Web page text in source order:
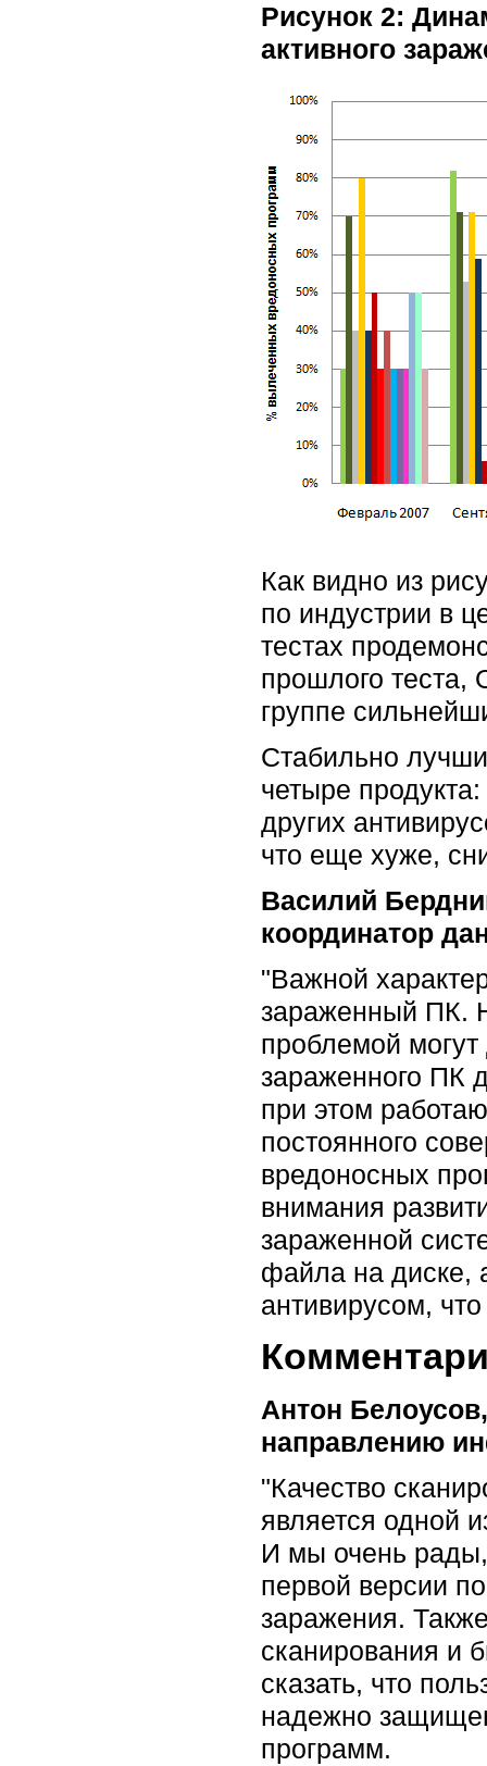
Рисунок 2:
активного
Как видно из
по индустрии в
тестах
прошлого теста,
группе
Стабильно
четыре
других
что еще хуже,
Василий
координатор
"Важной
зараженный ПК.
проблемой могут
зараженного ПК
при этом
постоянного
вредоносных
внимания
зараженной
файла на диске,
антивирусом,
Антон
направлению
"Качество
является одной
И мы очень
первой версии
заражения.
сканирования и
сказать, что
надежно
программ.